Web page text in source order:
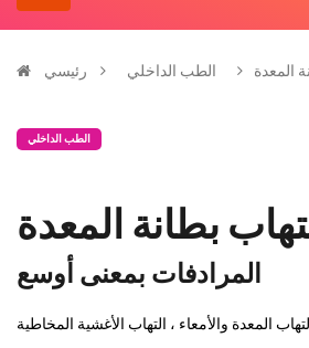
رئيسي الطب الداخلي المعدة
الطب الداخلي
بطانة المعدة
المرادفات بمعنى أوسع
المعدة والأمعاء ، التهاب الأغشية المخاطية